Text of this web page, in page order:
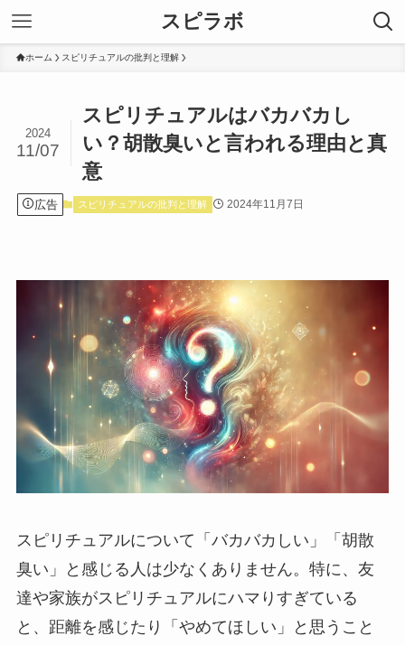
スピラボ
ホーム スピリチュアルの批判と理解
スピリチュアルはバカバカし
い？胡散臭いと言われる理由と真
意
2024
11/07
広告 スピリチュアルの批判と理解 2024年11月7日
スピリチュアルについて「バカバカしい」「胡散
臭い」と感じる人は少なくありません。特に、友
達や家族がスピリチュアルにハマりすぎている
と、距離を感じたり「やめてほしい」と思うこと